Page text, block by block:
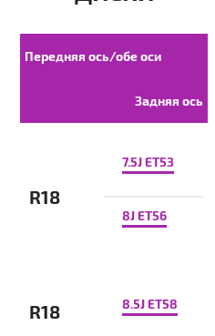
Передняя ось/обе оси
Задняя ось
R18
7.5J ET53
8J ET56
R18 8.5J ET58